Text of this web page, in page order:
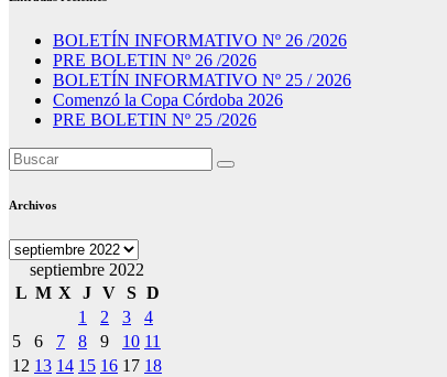
BOLETÍN INFORMATIVO Nº 26 /2026
PRE BOLETIN Nº 26 /2026
BOLETÍN INFORMATIVO Nº 25 / 2026
Comenzó la Copa Córdoba 2026
PRE BOLETIN Nº 25 /2026
Archivos
Archivos
septiembre 2022
L M X J V S D
1
2 3
4
5
6 7 8 9 10 11
12 13 14 15 16 17 18